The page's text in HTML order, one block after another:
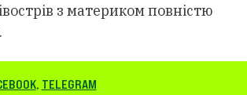
з материком повністю
, TELEGRAM